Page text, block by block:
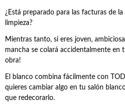
¿Está preparado para las facturas de
limpieza?
Mientras tanto, si eres joven,
mancha se colará accidentalmente en
obra!
El blanco combina fácilmente con
quieres cambiar algo en tu salón
que redecorarlo.